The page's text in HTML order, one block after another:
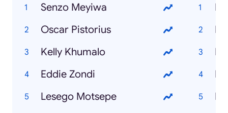
Senzo Meyiwa
Oscar Pistorius
Kelly Khumalo
Eddie Zondi
Lesego Motsepe